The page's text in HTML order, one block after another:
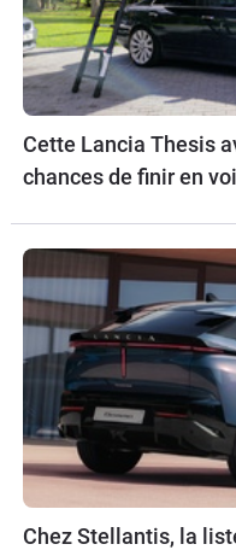
Cette Lancia Thesis
chances de finir en
Chez Stellantis, la